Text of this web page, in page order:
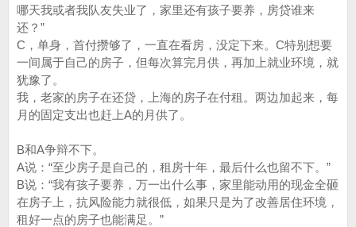
哪天我或者我队友失业了，家里还有孩子要养，房贷谁来
还？”
C，单身，首付攒够了，一直在看房，没定下来。C特别想要
一间属于自己的房子，但每次算完月供，再加上就业环境，就
犹豫了。
我，老家的房子在还贷，上海的房子在付租。两边加起来，每
月的固定支出也赶上A的月供了。
B和A争辩不下。
A说：“至少房子是自己的，租房十年，最后什么也留不下。”
B说：“我有孩子要养，万一出什么事，家里能动用的现金全砸
在房子上，抗风险能力就很低，如果只是为了改善居住环境，
租好一点的房子也能满足。”